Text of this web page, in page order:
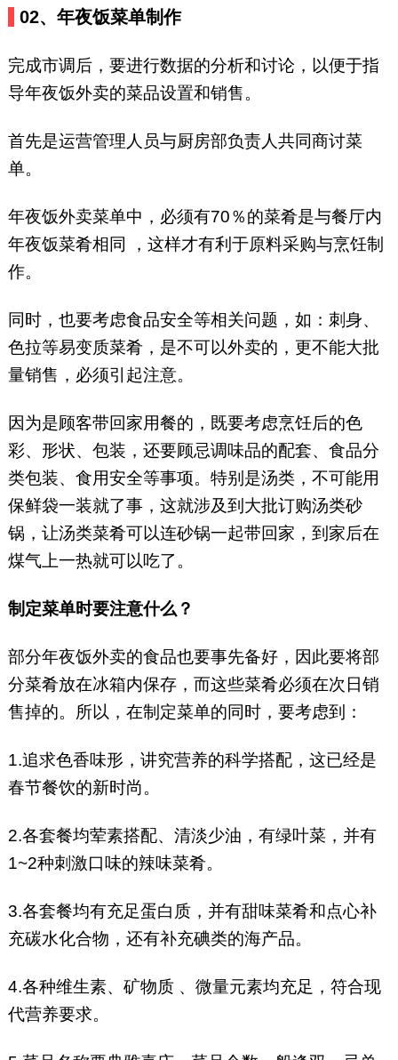
02、年夜饭菜单制作
完成市调后，要进行数据的分析和讨论，以便于指
导年夜饭外卖的菜品设置和销售。
首先是运营管理人员与厨房部负责人共同商讨菜
单。
年夜饭外卖菜单中，必须有70％的菜肴是与餐厅内
年夜饭菜肴相同 ，这样才有利于原料采购与烹饪制
作。
同时，也要考虑食品安全等相关问题，如：刺身、
色拉等易变质菜肴，是不可以外卖的，更不能大批
量销售，必须引起注意。
因为是顾客带回家用餐的，既要考虑烹饪后的色
彩、形状、包装，还要顾忌调味品的配套、食品分
类包装、食用安全等事项。特别是汤类，不可能用
保鲜袋一装就了事，这就涉及到大批订购汤类砂
锅，让汤类菜肴可以连砂锅一起带回家，到家后在
煤气上一热就可以吃了。
制定菜单时要注意什么？
部分年夜饭外卖的食品也要事先备好，因此要将部
分菜肴放在冰箱内保存，而这些菜肴必须在次日销
售掉的。所以，在制定菜单的同时，要考虑到：
1.追求色香味形，讲究营养的科学搭配，这已经是
春节餐饮的新时尚。
2.各套餐均荤素搭配、清淡少油，有绿叶菜，并有
1~2种刺激口味的辣味菜肴。
3.各套餐均有充足蛋白质，并有甜味菜肴和点心补
充碳水化合物，还有补充碘类的海产品。
4.各种维生素、矿物质 、微量元素均充足，符合现
代营养要求。